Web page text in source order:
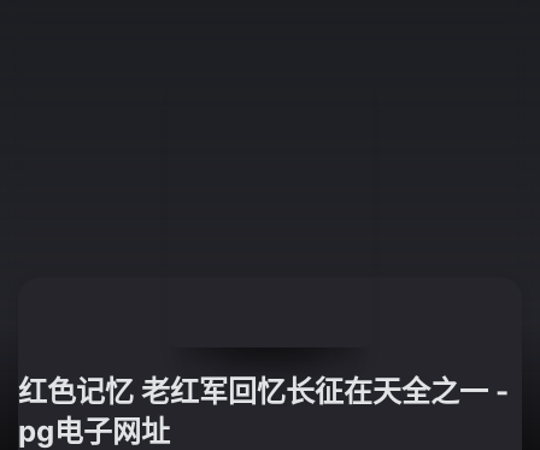
红色记忆 老红军回忆长征在天全之一 -
pg电子网址